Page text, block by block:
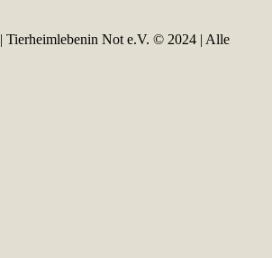
| Tierheimlebenin Not e.V. © 2024 | Alle